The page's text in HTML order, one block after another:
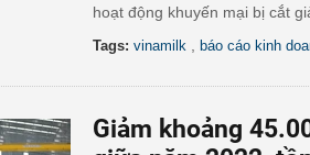
hoạt động khuyến mại bị cắt
Tags: vinamilk báo cáo kinh
Giảm khoảng